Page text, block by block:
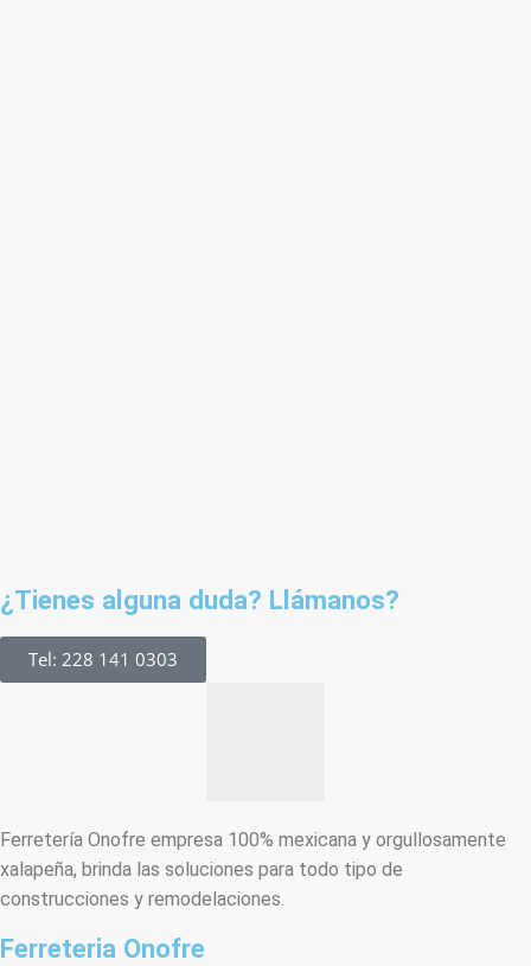
¿Tienes alguna duda? Llámanos?
Tel: 228 141 0303
Ferretería Onofre empresa 100% mexicana y orgullosamente
xalapeña, brinda las soluciones para todo tipo de
construcciones y remodelaciones.
Ferreteria Onofre